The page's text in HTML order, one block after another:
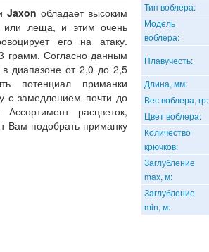
Jaxon обладает высоким
или леща, и этим очень
его на атаку.
грамм. Согласно данным
в диапазоне от 2,0 до 2,5
потенциал приманки
с замедлением почти до
расцветок,
Вам подобрать приманку
Тип воблера:
Модель
воблера:
Плавучесть:
Длина, мм:
Вес воблера, гр:
Цвет воблера:
Количество
крючков:
Заглубление
max, м:
Заглубление
min, м: